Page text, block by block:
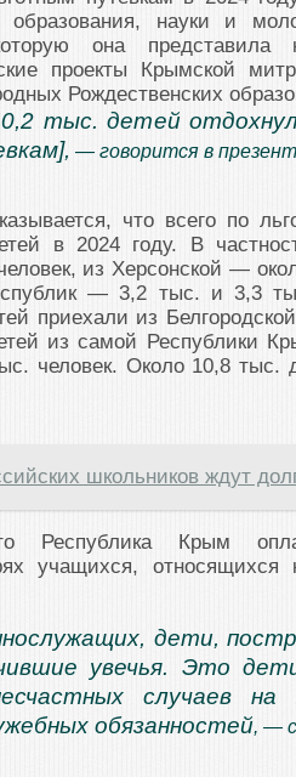
образования, науки и
она представила
проекты Крымской
Рождественских
тыс. детей
— говорится в
что всего по
в 2024 году. В
из Херсонской —
— 3,2 тыс. и 3,3
приехали из
из самой Республики
человек. Около 10,8 тыс.
школьников ждут
Республика Крым
учащихся,
дети,
увечья. Это
случаев на
обязанностей, —